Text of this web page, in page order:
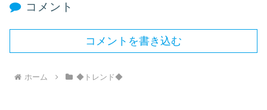
コメント
コメントを書き込む
ホーム ◆トレンド◆